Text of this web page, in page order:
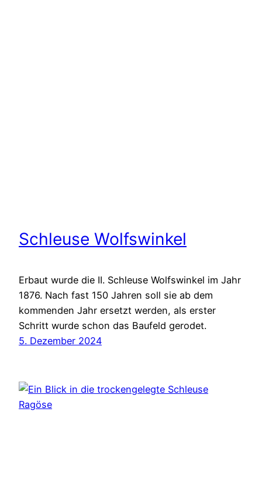
Schleuse Wolfswinkel
Erbaut wurde die II. Schleuse Wolfswinkel im Jahr
1876. Nach fast 150 Jahren soll sie ab dem
kommenden Jahr ersetzt werden, als erster
Schritt wurde schon das Baufeld gerodet.
5. Dezember 2024